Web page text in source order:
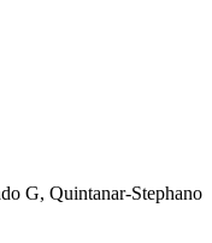
G, Quintanar-Stephano